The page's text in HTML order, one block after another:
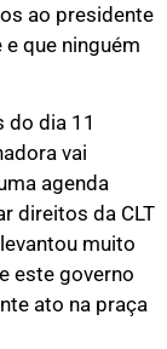
ao presidente
que ninguém
do dia 11
vai
agenda
direitos da CLT
muito
este governo
ato na praça